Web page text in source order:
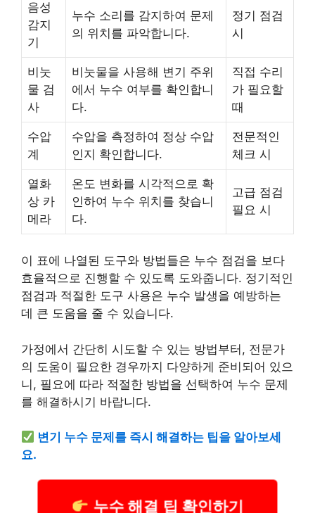
음성
감지
기
누수 소리를 감지하여 문제
의 위치를 파악합니다.
정기 점검
시
비눗
물 검
사
비눗물을 사용해 변기 주위
에서 누수 여부를 확인합니
다.
직접 수리
가 필요할
때
수압
계
수압을 측정하여 정상 수압
인지 확인합니다.
전문적인
체크 시
열화
상 카
메라
온도 변화를 시각적으로 확
인하여 누수 위치를 찾습니
다.
고급 점검
필요 시
이 표에 나열된 도구와 방법들은 누수 점검을 보다
효율적으로 진행할 수 있도록 도와줍니다. 정기적인
점검과 적절한 도구 사용은 누수 발생을 예방하는
데 큰 도움을 줄 수 있습니다.
가정에서 간단히 시도할 수 있는 방법부터, 전문가
의 도움이 필요한 경우까지 다양하게 준비되어 있으
니, 필요에 따라 적절한 방법을 선택하여 누수 문제
를 해결하시기 바랍니다.
변기 누수 문제를 즉시 해결하는 팁을 알아보세
요.
누수 해결 팁 확인하기